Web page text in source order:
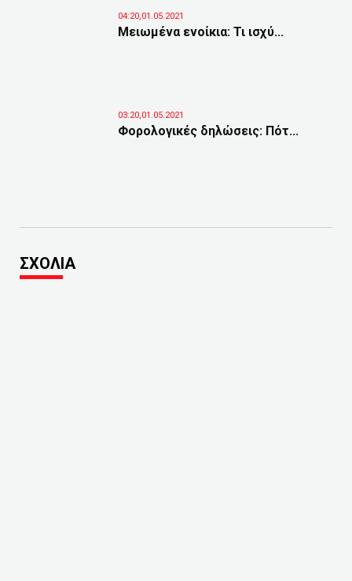
04:20,01.05.2021
Μειωμένα ενοίκια: Τι ισχύ...
03:20,01.05.2021
Φορολογικές δηλώσεις: Πότ...
ΣΧΟΛΙΑ